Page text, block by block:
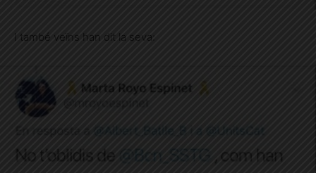
I també veïns han dit la seva: